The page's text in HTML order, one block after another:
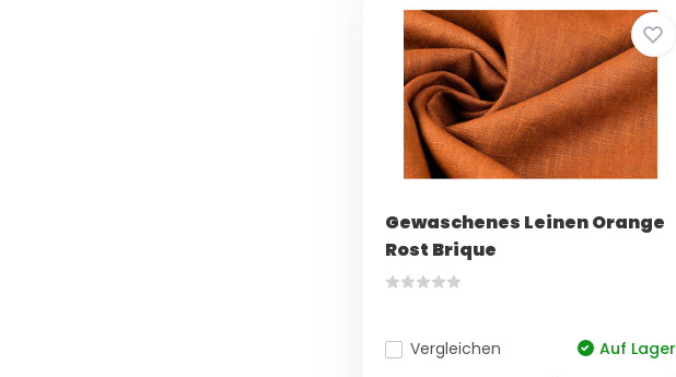
Gewaschenes Leinen Orange
Rost Brique
Vergleichen Auf Lager